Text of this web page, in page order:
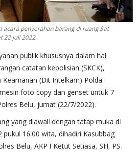
acara penyerahan barang di ruang Sat
22 juli 2022
publik khususnya dalam hal
catatan kepolisian (SKCK),
(Dit Intelkam) Polda
foto copy dan genset untuk 7
Belu, jumat (22/7/2022).
yang diawali dengan tatap muka di
pukul 16.00 wita, dihadiri Kasubbag
Belu, AKP I Ketut Setiasa, SH, PS.